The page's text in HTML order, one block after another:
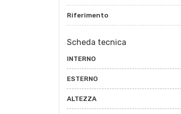
Riferimento
Scheda tecnica
INTERNO
ESTERNO
ALTEZZA